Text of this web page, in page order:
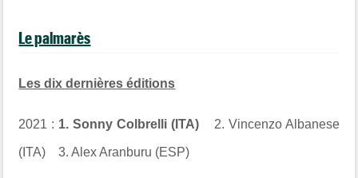
Le palmarès
Les dix dernières éditions
2021 : 1. Sonny Colbrelli (ITA)2. Vincenzo Albanese
(ITA) 3. Alex Aranburu (ESP)